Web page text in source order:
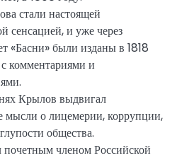
стали настоящей
сенсацией, и уже через
«Басни» были изданы в 1818
комментариями и
Крылов выдвигал
мысли о лицемерии, коррупции,
общества.
членом Российской